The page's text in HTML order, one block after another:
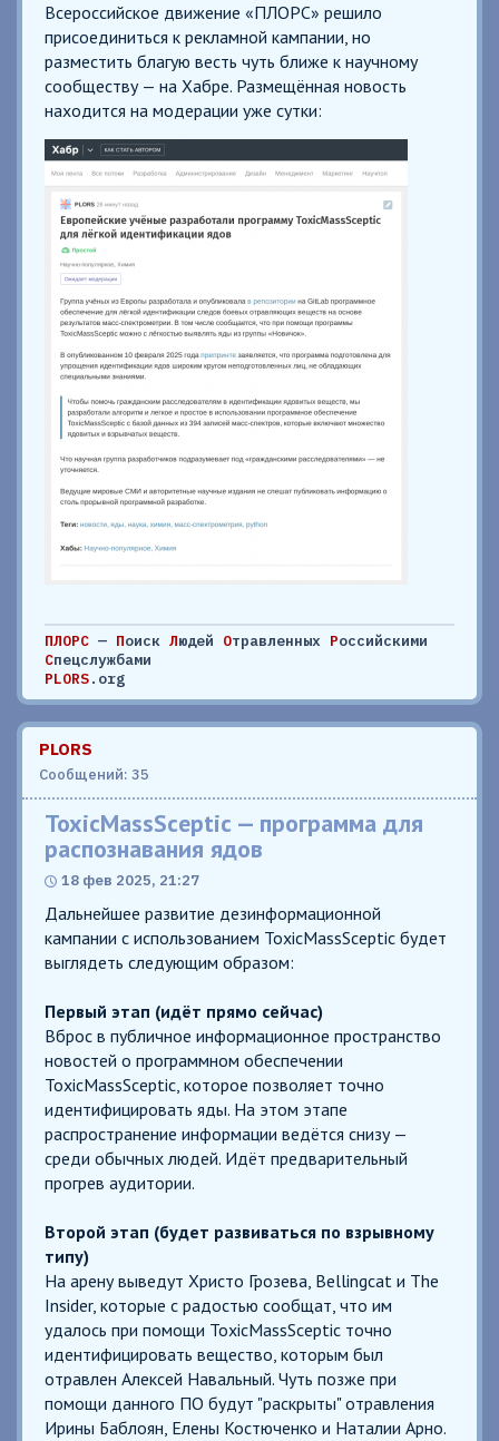
Всероссийское движение «ПЛОРС» решило
присоединиться к рекламной кампании, но
разместить благую весть чуть ближе к научному
сообществу — на Хабре. Размещённая новость
находится на модерации уже сутки:
ПЛОРС — Поиск Людей Отравленных Российскими
Спецслужбами
PLORS.org
PLORS
Сообщений: 35
ToxicMassSceptic — программа для
распознавания ядов
18 фев 2025, 21:27
Дальнейшее развитие дезинформационной
кампании с использованием ToxicMassSceptic будет
выглядеть следующим образом:
Первый этап (идёт прямо сейчас)
Вброс в публичное информационное пространство
новостей о программном обеспечении
ToxicMassSceptic, которое позволяет точно
идентифицировать яды. На этом этапе
распространение информации ведётся снизу —
среди обычных людей. Идёт предварительный
прогрев аудитории.
Второй этап (будет развиваться по взрывному
типу)
На арену выведут Христо Грозева, Bellingcat и The
Insider, которые с радостью сообщат, что им
удалось при помощи ToxicMassSceptic точно
идентифицировать вещество, которым был
отравлен Алексей Навальный. Чуть позже при
помощи данного ПО будут "раскрыты" отравления
Ирины Баблоян, Елены Костюченко и Наталии Арно.